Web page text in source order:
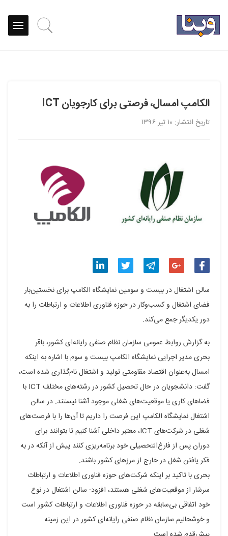
الکامپ امسال، فرصتی برای کارجویان ICT
تاریخ انتشار: ۱۰ تیر ۱۳۹۶
گذاری
در
فیسبوک
گذاری
در
گوگل
پلاس
گذاری
در
تلگرام
گذاری
توییتر
اشتراک
گذاری
لینکدین
سالن اشتغال در بیست و سومین نمایشگاه الکامپ برای نخستین‌بار
فضای اشتغال و کسب‌وکار در حوزه فناوری اطلاعات و ارتباطات را به
دور یکدیگر جمع می‌کند.
به گزارش روابط عمومی سازمان نظام صنفی رایانه‌ای کشور، باقر
بحری مدیر اجرایی نمایشگاه الکامپ بیست و سوم با اشاره به اینکه
امسال به‌عنوان اقتصاد مقاومتی تولید و اشتغال نام‌گذاری شده است،
گفت: دانشجویان در حال تحصیل کشور در رشته‌های مختلف ICT با
فضاهای کاری یا موقعیت‌های شغلی موجود آشنا نیستند. در سالن
اشتغال نمایشگاه الکامپ این فرصت را داریم تا آن‌ها را با فرصت‌های
شغلی در شرکت‌های ICT، معتبر داخلی آشنا کنیم تا بتوانند برای
دوران پس از فارغ‌التحصیلی خود برنامه‌ریزی کنند پیش از آنکه در به
فکر یافتن شغل در خارج از مرزهای کشور باشند.
بحری با تاکید بر اینکه شرکت‌های حوزه فناوری اطلاعات و ارتباطات
سرشار از موقعیت‌های شغلی هستند، افزود: سالن اشتغال در نوع
خود اتفاقی بی‌سابقه در حوزه فناوری اطلاعات و ارتباطات کشور است
و خوشحالیم سازمان نظام صنفی رایانه‌ای کشور در این زمینه